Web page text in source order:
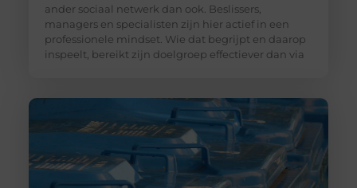
ander sociaal netwerk dan ook. Beslissers,
managers en specialisten zijn hier actief in een
professionele mindset. Wie dat begrijpt en daarop
inspeelt, bereikt zijn doelgroep effectiever dan via